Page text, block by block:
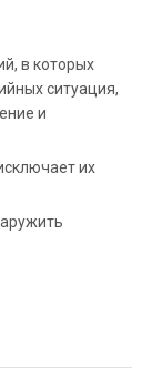
в которых
ситуация,
и
их